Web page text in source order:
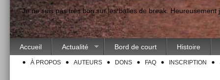
"Je ne suis pas très bon sur les balles de break.
Accueil Actualité Bord de court Histoire
À PROPOS AUTEURS DONS FAQ INSCRIPTION